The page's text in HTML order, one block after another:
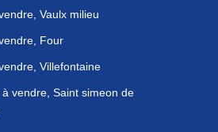
Vaulx milieu
Four
Villefontaine
vendre, Saint simeon de